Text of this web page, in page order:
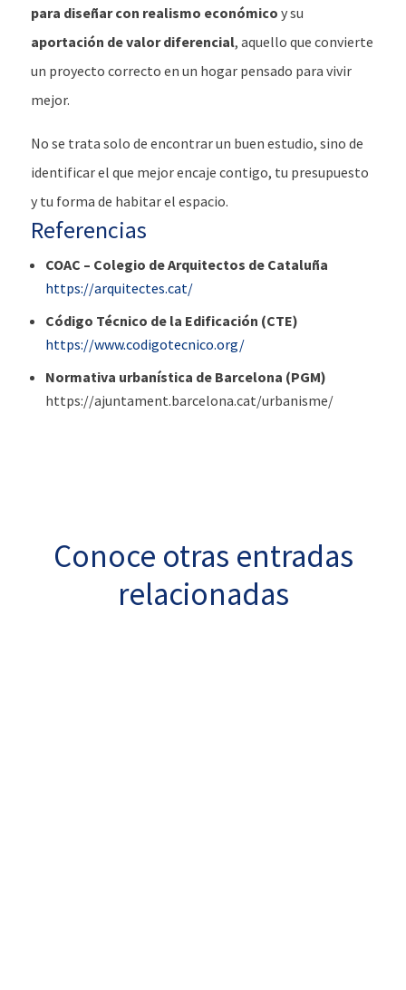
para diseñar con realismo económico y su
aportación de valor diferencial, aquello que convierte
un proyecto correcto en un hogar pensado para vivir
mejor.
No se trata solo de encontrar un buen estudio, sino de
identificar el que mejor encaje contigo, tu presupuesto
y tu forma de habitar el espacio.
Referencias
COAC – Colegio de Arquitectos de Cataluña
https://arquitectes.cat/
Código Técnico de la Edificación (CTE)
https://www.codigotecnico.org/
Normativa urbanística de Barcelona (PGM)
https://ajuntament.barcelona.cat/urbanisme/
Conoce otras entradas
relacionadas